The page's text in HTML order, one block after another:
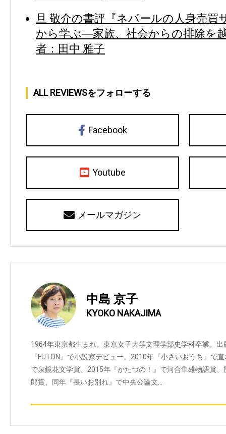
旦 敬介の書評『ネパールの人身売買
から学ぶ―家族、社会からの排除を
者：田中 雅子
ALL REVIEWSをフォローする
Facebook
Youtube
メールマガジン
中島 京子
KYOKO NAKAJIMA
1964年東京都生まれ。東京女子大学文理学部史学科卒業。
『FUTON』で小説家デビュー。2010年『小さいおうち』で
で泉鏡花文学賞、2015年『かたづの！』で河合隼雄物語賞
郎賞、同年『長いお別れ』で中央公論文…